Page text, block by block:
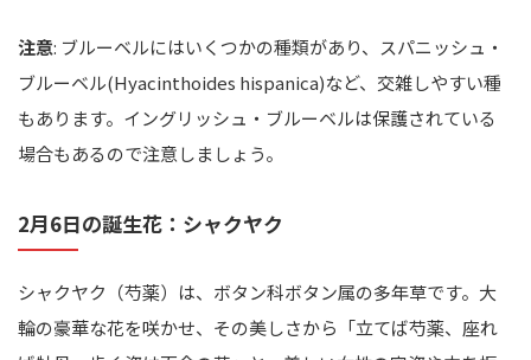
注意: ブルーベルにはいくつかの種類があり、スパニッシュ・
ブルーベル(Hyacinthoides hispanica)など、交雑しやすい種
もあります。イングリッシュ・ブルーベルは保護されている
場合もあるので注意しましょう。
2月6日の誕生花：シャクヤク
シャクヤク（芍薬）は、ボタン科ボタン属の多年草です。大
輪の豪華な花を咲かせ、その美しさから「立てば芍薬、座れ